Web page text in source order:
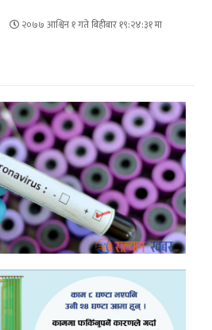
२०७७ आश्विन १ गते बिहीबार १९:२४:३१ मा